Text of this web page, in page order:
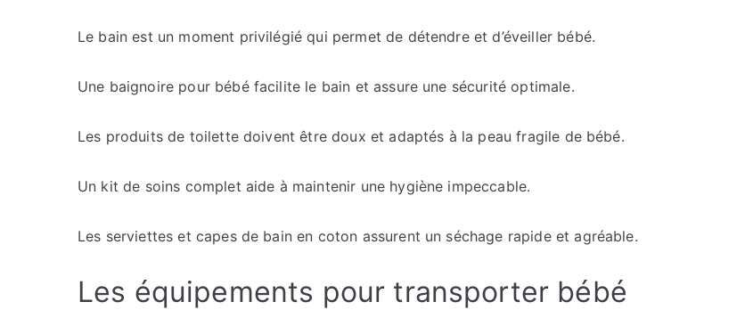
Le bain est un moment privilégié qui permet de détendre et d’éveiller bébé.
Une baignoire pour bébé facilite le bain et assure une sécurité optimale.
Les produits de toilette doivent être doux et adaptés à la peau fragile de bébé.
Un kit de soins complet aide à maintenir une hygiène impeccable.
Les serviettes et capes de bain en coton assurent un séchage rapide et agréable.
Les équipements pour transporter bébé